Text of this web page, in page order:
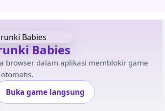
Babies
browser dalam aplikasi memblokir game
Buka game langsung